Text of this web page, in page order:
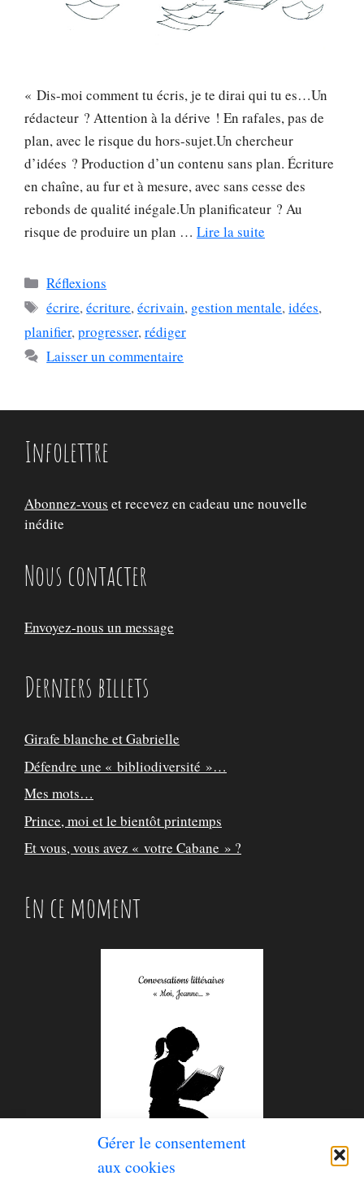
Gérer le consentement
aux cookies
« Dis-moi comment tu écris, je te dirai qui tu es…Un
rédacteur ? Attention à la dérive ! En rafales, pas de
plan, avec le risque du hors-sujet.Un chercheur
d’idées ? Production d’un contenu sans plan. Écriture
en chaîne, au fur et à mesure, avec sans cesse des
rebonds de qualité inégale.Un planificateur ? Au
risque de produire un plan … Lire la suite
Catégories
Réflexions
Étiquettes
écrire,écriture,écrivain, gestion mentale,idées,
planifier,progresser,rédiger
Laisser un commentaire
Infolettre
Abonnez-vous et recevez en cadeau une nouvelle
inédite
Nous contacter
Envoyez-nous un message
Derniers billets
Girafe blanche et Gabrielle
Défendre une « bibliodiversité »…
Mes mots…
Prince, moi et le bientôt printemps
Et vous, vous avez « votre Cabane » ?
En ce moment